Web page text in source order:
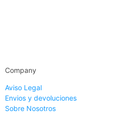
Company
Aviso Legal
Envios y devoluciones
Sobre Nosotros